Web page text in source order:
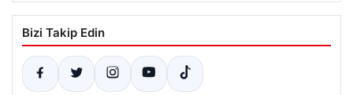
Bizi Takip Edin